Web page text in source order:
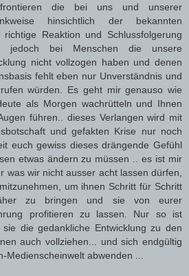
die bei uns und unserer
hinsichtlich der bekannten
richtige Reaktion und Schlussfolgerung
jedoch bei Menschen die unsere
nicht vollzogen haben und denen
fehlt eben nur Unverständnis und
würden. Es geht mir genauso wie
als Morgen wachrütteln und Ihnen
führen.. dieses Verlangen wird mit
und gefakten Krise nur noch
euch gewiss dieses drängende Gefühl
etwas ändern zu müssen .. es ist mir
was wir nicht ausser acht lassen dürfen,
um ihnen Schritt für Schritt
zu bringen und sie von eurer
profitieren zu lassen. Nur so ist
die gedankliche Entwicklung zu den
auch vollziehen... und sich endgültig
Medienscheinwelt abwenden ...